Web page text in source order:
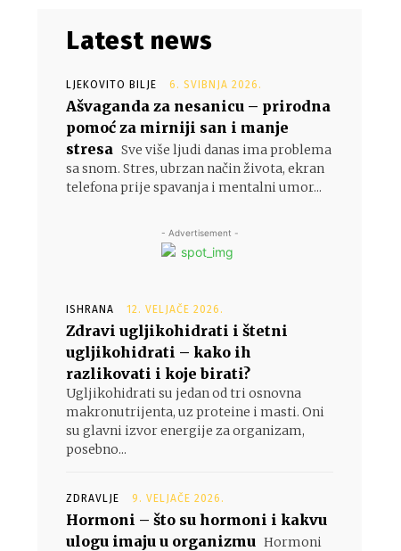
Latest news
LJEKOVITO BILJE 6. SVIBNJA 2026.
Ašvaganda za nesanicu – prirodna
pomoć za mirniji san i manje
stresa Sve više ljudi danas ima problema
sa snom. Stres, ubrzan način života, ekran
telefona prije spavanja i mentalni umor...
- Advertisement -
ISHRANA 12. VELJAČE 2026.
Zdravi ugljikohidrati i štetni
ugljikohidrati – kako ih
razlikovati i koje birati?
Ugljikohidrati su jedan od tri osnovna
makronutrijenta, uz proteine i masti. Oni
su glavni izvor energije za organizam,
posebno...
ZDRAVLJE 9. VELJAČE 2026.
Hormoni – što su hormoni i kakvu
ulogu imaju u organizmu Hormoni